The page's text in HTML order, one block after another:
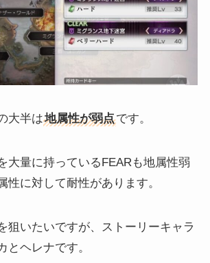
大半は地属性が弱点です。
大量に持っているFEARも地属性弱
性に対して耐性があります。
狙いたいですが、ストーリーキャラ
とヘレナです。